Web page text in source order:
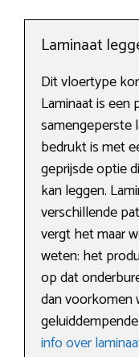
Laminaat
Dit vloertype
Laminaat is
samengeperste
bedrukt is met
geprijsde optie
kan leggen.
verschillende
vergt het maar
weten: het
op dat
dan voorkomen
info over